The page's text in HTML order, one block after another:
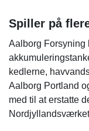
Spiller på
Aalborg Forsyning
kedlerne,
Aalborg Portland
med til at erstatte